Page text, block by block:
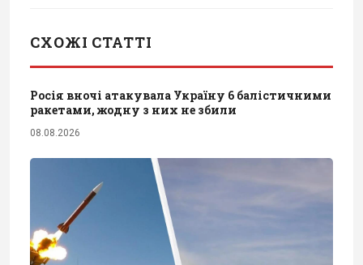
СХОЖІ СТАТТІ
Росія вночі атакувала Україну 6 балістичними
ракетами, жодну з них не збили
08.08.2026